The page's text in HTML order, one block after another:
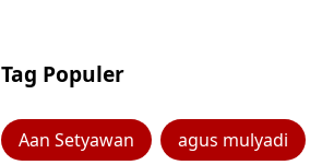
Tag Populer
Aan Setyawan agus mulyadi